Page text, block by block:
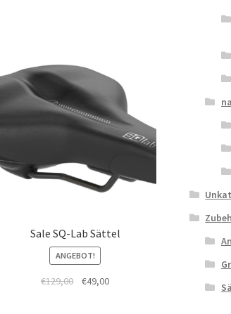
Sale SQ-Lab Sättel
ANGEBOT!
€129,00 €49,00